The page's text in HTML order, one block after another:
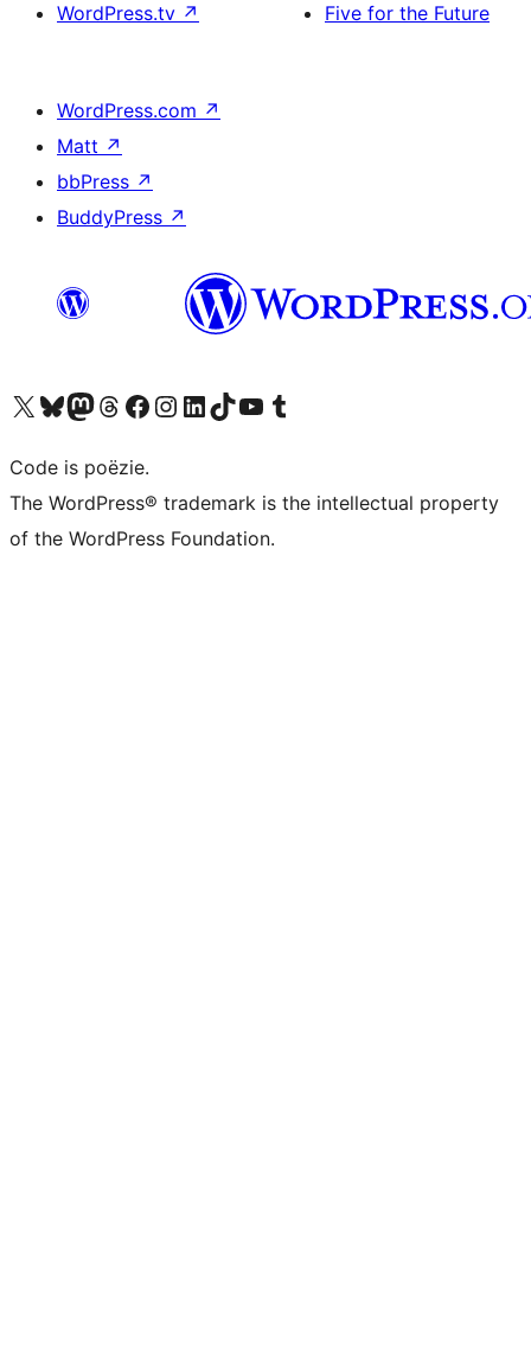
WordPress.tv ↗
Five for the Future
WordPress.com ↗
Matt ↗
bbPress ↗
BuddyPress ↗
Bezoek ons X (voorheen Twitter) account
Bezoek ons Bluesky account
Bezoek ons Mastodon account
Bezoek ons Threads account
Onze Facebook pagina bezoeken
Bezoek ons Instagram account
Bezoek ons LinkedIn account
Bezoek ons TikTok account
Bezoek ons YouTube kanaalBezoek ons Tumblr account
Code is poëzie.
The WordPress® trademark is the intellectual property
of the WordPress Foundation.